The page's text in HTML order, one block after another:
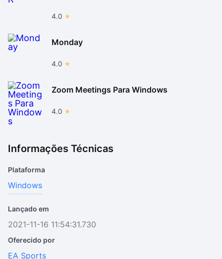
4.0
Monday
4.0
Zoom Meetings Para Windows
4.0
Informações Técnicas
Plataforma
Windows
Lançado em
2021-11-16 11:54:31.730
Oferecido por
EA Sports